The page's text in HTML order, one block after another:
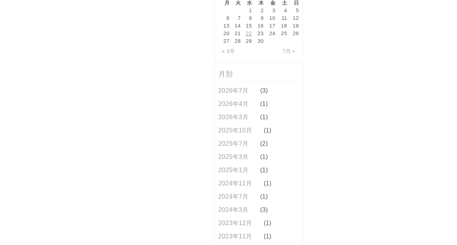
月
火 水 木 金 土 日
« 3月 7月 »
1 2 3 4
5
6
7 8 9 10 11
12
13
14 15 16 17 18
19
20
21 22 23 24 25
26
27
28 29 30
月別
2026年7月
(3)
2026年4月
(1)
2026年3月
(1)
2025年10月
(1)
2025年7月
(2)
2025年3月
(1)
2025年1月
(1)
2024年11月
(1)
2024年7月
(1)
2024年3月
(3)
2023年12月
(1)
2023年11月
(1)